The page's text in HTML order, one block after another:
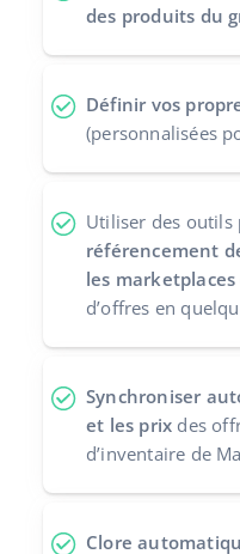
des produits du
Définir vos
(personnalisées
Utiliser des outils
référencement
les marketplaces
d’offres en
Synchroniser
et les prix des
d’inventaire de
Clore